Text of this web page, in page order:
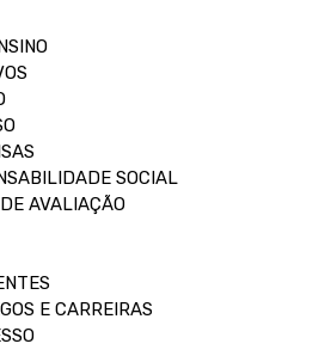
SOCIAL
AVALIAÇÃO
E CARREIRAS